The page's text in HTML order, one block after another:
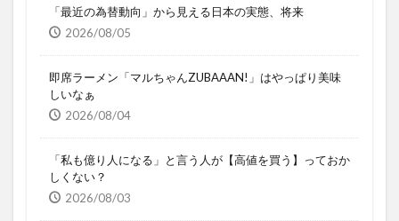
「最近の為替動向」から見える日本の実態、将来
2026/08/05
即席ラーメン「マルちゃんZUBAAAN!」はやっぱり美味
しいなぁ
2026/08/04
「私も億り人になる」と言う人が【高値を買う】っておか
しくない？
2026/08/03